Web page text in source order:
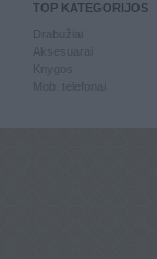
TOP KATEGORIJOS
Knygos
Mob. telefonai